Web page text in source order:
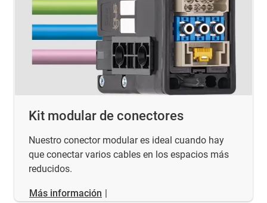
Kit modular de conectores
Nuestro conector modular es ideal cuando hay
que conectar varios cables en los espacios más
reducidos.
Más información |